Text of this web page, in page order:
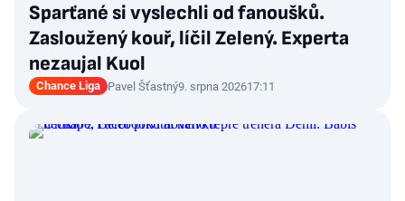
Sparťané si vyslechli od fanoušků.
Zasloužený kouř, líčil Zelený. Experta
nezaujal Kuol
Chance Liga Pavel Šťastný9. srpna 202617:11